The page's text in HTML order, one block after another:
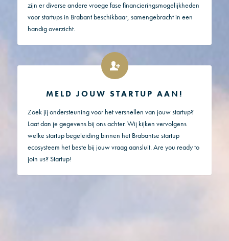
zijn er diverse andere vroege fase financieringsmogelijkheden
voor startups in Brabant beschikbaar, samengebracht in een
handig overzicht.
MELD JOUW STARTUP AAN!
Zoek jij ondersteuning voor het versnellen van jouw startup?
Laat dan je gegevens bij ons achter. Wij kijken vervolgens
welke startup begeleiding binnen het Brabantse startup
ecosysteem het beste bij jouw vraag aansluit. Are you ready to
join us? Startup!